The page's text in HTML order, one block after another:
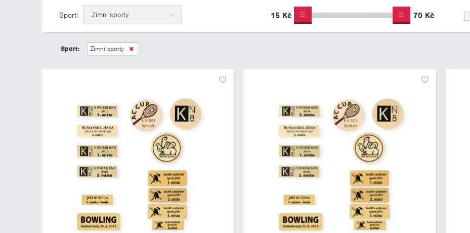
Sport: Zimní sporty 15 Kč 70 Kč
Sport: Zimní sporty